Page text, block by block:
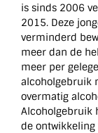
is sinds 2006
2015. Deze
verminderd
meer dan de
meer per
alcoholgebruik
overmatig
Alcoholgebruik
de ontwikkeling